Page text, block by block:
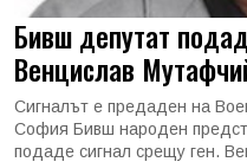
Бивш депутат
Венцислав
Сигналът е предаден на
София Бивш народен
подаде сигнал срещу ген.